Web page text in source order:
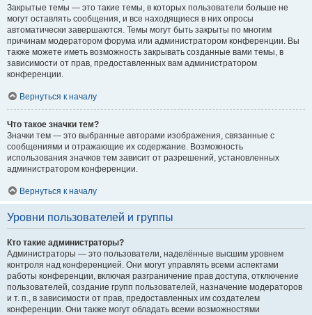
Закрытые темы — это такие темы, в которых пользователи больше не
могут оставлять сообщения, и все находящиеся в них опросы
автоматически завершаются. Темы могут быть закрыты по многим
причинам модератором форума или администратором конференции. Вы
также можете иметь возможность закрывать созданные вами темы, в
зависимости от прав, предоставленных вам администратором
конференции.
Вернуться к началу
Что такое значки тем?
Значки тем — это выбранные авторами изображения, связанные с
сообщениями и отражающие их содержание. Возможность
использования значков тем зависит от разрешений, установленных
администратором конференции.
Вернуться к началу
Уровни пользователей и группы
Кто такие администраторы?
Администраторы — это пользователи, наделённые высшим уровнем
контроля над конференцией. Они могут управлять всеми аспектами
работы конференции, включая разграничение прав доступа, отключение
пользователей, создание групп пользователей, назначение модераторов
и т. п., в зависимости от прав, предоставленных им создателем
конференции. Они также могут обладать всеми возможностями